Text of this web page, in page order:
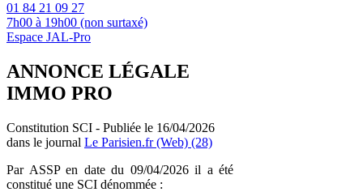
01 84 21 09 27
7h00 à 19h00 (non surtaxé)
Espace JAL-Pro
ANNONCE LÉGALE
IMMO PRO
Constitution SCI - Publiée le 16/04/2026
dans le journal Le Parisien.fr (Web) (28)
Par ASSP en date du 09/04/2026 il a été
constitué une SCI dénommée :